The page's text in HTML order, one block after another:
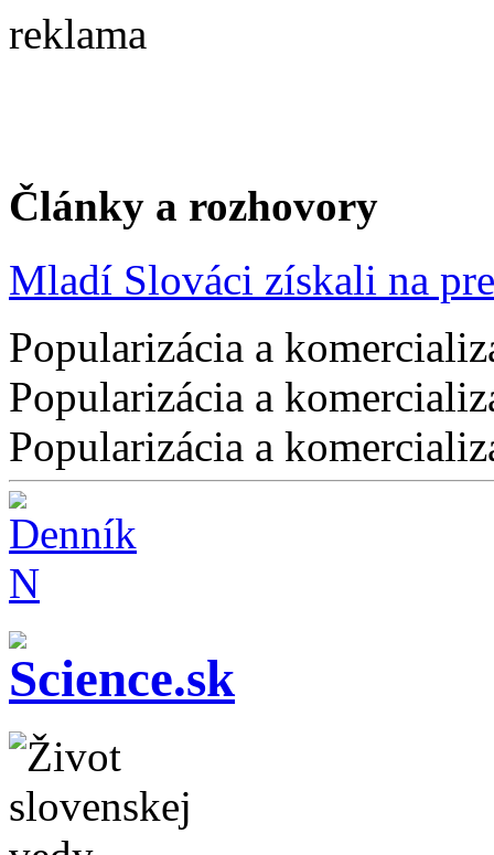
reklama
Články a rozhovory
Mladí Slováci získali na
Popularizácia a
Popularizácia a
Popularizácia a